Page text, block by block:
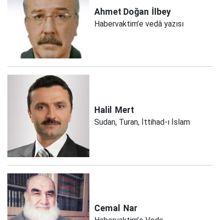
Ahmet Doğan İlbey
Habervaktim’e vedâ yazısı
Halil Mert
Sudan, Turan, İttihad-ı İslam
Cemal Nar